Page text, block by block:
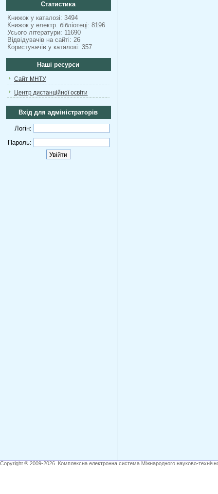
Статистика
Книжок у каталозі: 3494
Книжок у електр. бібліотеці: 8196
Усього літератури: 11690
Відвідувачів на сайті: 26
Користувачів у каталозі: 357
Наші ресурси
Сайт МНТУ
Центр дистанційної освіти
Вхід для адміністраторів
Логін:
Пароль:
Copyright ® 2009-2026. Комплексна електронна система Міжнародного науково-